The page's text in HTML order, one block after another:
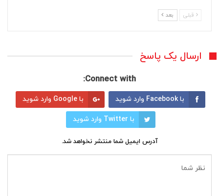
قبلی بعد
ارسال یک پاسخ
Connect with:
با Facebook وارد شوید با Google وارد شوید
با Twitter وارد شوید
آدرس ایمیل شما منتشر نخواهد شد.